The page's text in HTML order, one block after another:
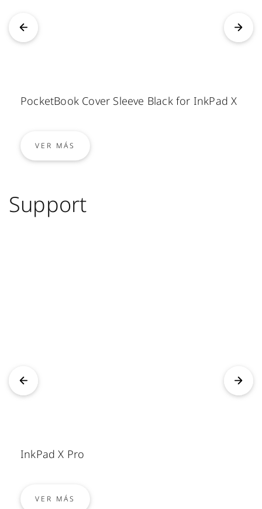
PocketBook Cover Sleeve Black for InkPad X
VER MÁS
Support
InkPad X Pro
VER MÁS